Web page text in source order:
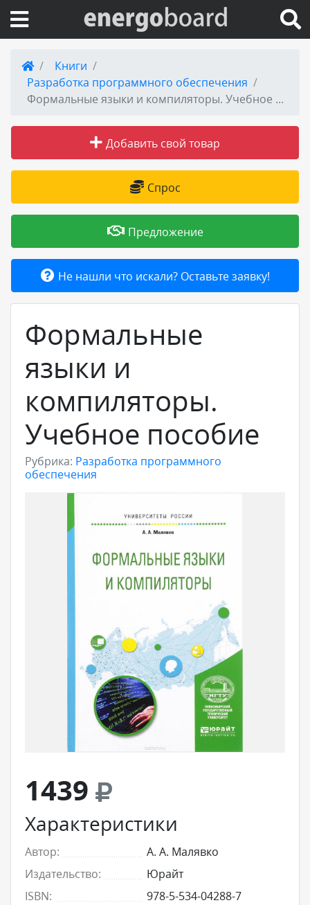
Вход на сайт
Поиск по сайту
Публикации
Справка
Товары и услуги
Добавить товар или услугу
Книги
Разработка программного обеспечения
Формальные языки и компиляторы. Учебное пособие
Добавить свой товар
Спрос
Предложение
Не нашли что искали? Оставьте заявку!
Формальные
языки и
компиляторы.
Учебное пособие
Рубрика: Разработка программного
обеспечения
1439
Характеристики
Автор:
А. А. Малявко
Издательство:
Юрайт
ISBN:
978-5-534-04288-7